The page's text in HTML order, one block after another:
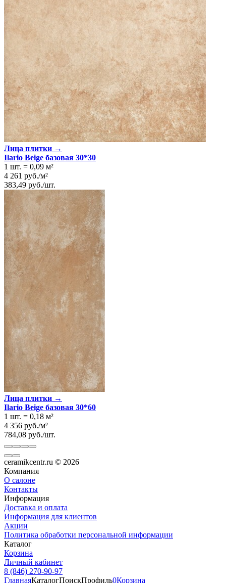
Лица плитки →
Ilario Beige базовая 30*30
1 шт. = 0,09 м²
4 261 руб./м²
383,49 руб./шт.
Лица плитки →
Ilario Beige базовая 30*60
1 шт. = 0,18 м²
4 356 руб./м²
784,08 руб./шт.
ceramikcentr.ru © 2026
Компания
О салоне
Контакты
Информация
Доставка и оплата
Информация для клиентов
Акции
Политика обработки персональной информации
Каталог
Корзина
Личный кабинет
8 (846) 270-90-97
ГлавнаяКаталогПоискПрофиль0Корзина